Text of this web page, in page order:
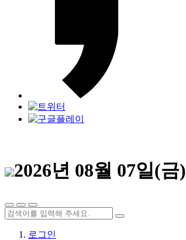
2026년 08월 07일(금)
로그인